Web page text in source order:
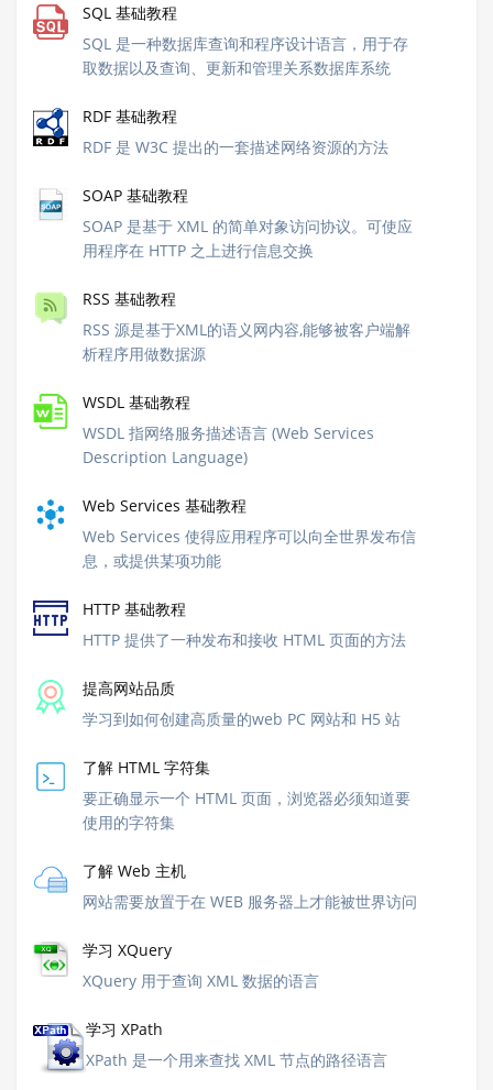
SQL 基础教程
SQL 是一种数据库查询和程序设计语言，用于存
取数据以及查询、更新和管理关系数据库系统
RDF 基础教程
RDF 是 W3C 提出的一套描述网络资源的方法
SOAP 基础教程
SOAP 是基于 XML 的简单对象访问协议。可使应
用程序在 HTTP 之上进行信息交换
RSS 基础教程
RSS 源是基于XML的语义网内容,能够被客户端解
析程序用做数据源
WSDL 基础教程
WSDL 指网络服务描述语言 (Web Services
Description Language)
Web Services 基础教程
Web Services 使得应用程序可以向全世界发布信
息，或提供某项功能
HTTP 基础教程
HTTP 提供了一种发布和接收 HTML 页面的方法
提高网站品质
学习到如何创建高质量的web PC 网站和 H5 站
了解 HTML 字符集
要正确显示一个 HTML 页面，浏览器必须知道要
使用的字符集
了解 Web 主机
网站需要放置于在 WEB 服务器上才能被世界访问
学习 XQuery
XQuery 用于查询 XML 数据的语言
学习 XPath
XPath 是一个用来查找 XML 节点的路径语言